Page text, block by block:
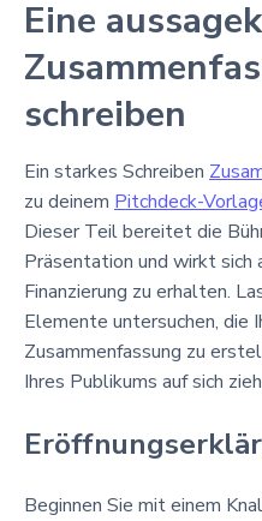
Eine
schreiben
Ein starkes Schreiben
zu deinem Pitchdeck-
Dieser Teil bereitet die
Präsentation und wirkt sich
Finanzierung zu erhalten.
Elemente untersuchen, die
Zusammenfassung zu
Ihres Publikums auf sich
Beginnen Sie mit einem